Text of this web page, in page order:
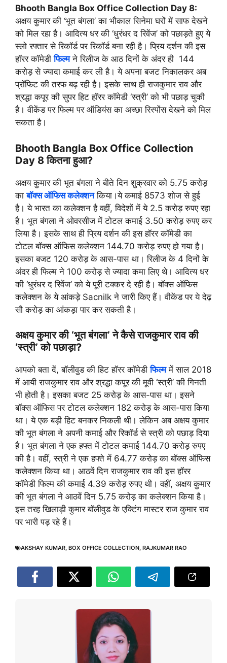
Bhooth Bangla Box Office Collection Day 8:
अक्षय कुमार की ‘भूत बंगला’ का भौकाल सिनेमा घरों में साफ देखने
को मिल रहा है। आदित्य धर की ‘धुरंधर द रिवेंज’ को पछाड़ते हुए ये
स्लो रफ्तार से रिकॉर्ड पर रिकॉर्ड बना रही है। प्रिय दर्शन की इस
हॉरर कॉमेडीफिल्मने रिलीज के आठ दिनों के अंदर ही 144
करोड़ से ज्यादा कमाई कर ली है। ये अपना बजट निकालकर अब
प्रॉफिट की तरफ बढ़ रही है। इसके साथ ही राजकुमार राव और
श्रद्धा कपूर की सुपर हिट हॉरर कॉमेडी ‘स्त्री’ को भी पछाड़ चुकी
है। वीकेंड पर फिल्म पर ऑडियंस का अच्छा रिस्पोंस देखने को मिल
सकता है।
Bhooth Bangla Box Office Collection
Day 8 कितना हुआ?
अक्षय कुमार की भूत बंगला ने बीते दिन शुक्रवार को 5.75 करोड़
काबॉक्स ऑफिस कलेक्शनकिया।ये कमाई 8573 शोज से हुई
है। ये भारत का कलेक्शन है वहीं, विदेशों में ये 2.5 करोड़ रुपए रहा
है। भूत बंगला ने ओवरसीज में टोटल कमाई 3.50 करोड़ रुपए कर
लिया है। इसके साथ ही प्रिय दर्शन की इस हॉरर कॉमेडी का
टोटल बॉक्स ऑफिस कलेक्शन 144.70 करोड़ रुपए हो गया है।
इसका बजट 120 करोड़ के आस-पास था। रिलीज के 4 दिनों के
अंदर ही फिल्म ने 100 करोड़ से ज्यादा कमा लिए थे। आदित्य धर
की ‘धुरंधर द रिवेंज’ को ये पूरी टक्कर दे रही है। बॉक्स ऑफिस
कलेक्शन के ये आंकड़े Sacnilk ने जारी किए हैं। वीकेंड पर ये देढ़
सौ करोड़ का आंकड़ा पार कर सकती है।
अक्षय कुमार की ‘भूत बंगला’ ने कैसे राजकुमार राव की
‘स्त्री’ को पछाड़ा?
आपको बता दें, बॉलीवुड की हिट हॉरर कॉमेडीफिल्ममें साल 2018
में आयी राजकुमार राव और श्रद्धा कपूर की मूवी ‘स्त्री’ की गिनती
भी होती है। इसका बजट 25 करोड़ के आस-पास था। इसने
बॉक्स ऑफिस पर टोटल कलेक्शन 182 करोड़ के आस-पास किया
था। ये एक बड़ी हिट बनकर निकली थी। लेकिन अब अक्षय कुमार
की भूत बंगला ने अपनी कमाई और रिकॉर्ड से स्त्री को पछाड़ दिया
है। भूत बंगला ने एक हफ्त में टोटल कमाई 144.70 करोड़ रुपए
की है। वहीं, स्त्री ने एक हफ्ते में 64.77 करोड़ का बॉक्स ऑफिस
कलेक्शन किया था। आठवें दिन राजकुमार राव की इस हॉरर
कॉमेडी फिल्म की कमाई 4.39 करोड़ रुपए थी। वहीं, अक्षय कुमार
की भूत बंगला ने आठवें दिन 5.75 करोड़ का कलेक्शन किया है।
इस तरह खिलाड़ी कुमार बॉलीवुड के एक्टिंग मास्टर राज कुमार राव
पर भारी पड़ रहे हैं।
AKSHAY KUMAR, BOX OFFICE COLLECTION, RAJKUMAR RAO